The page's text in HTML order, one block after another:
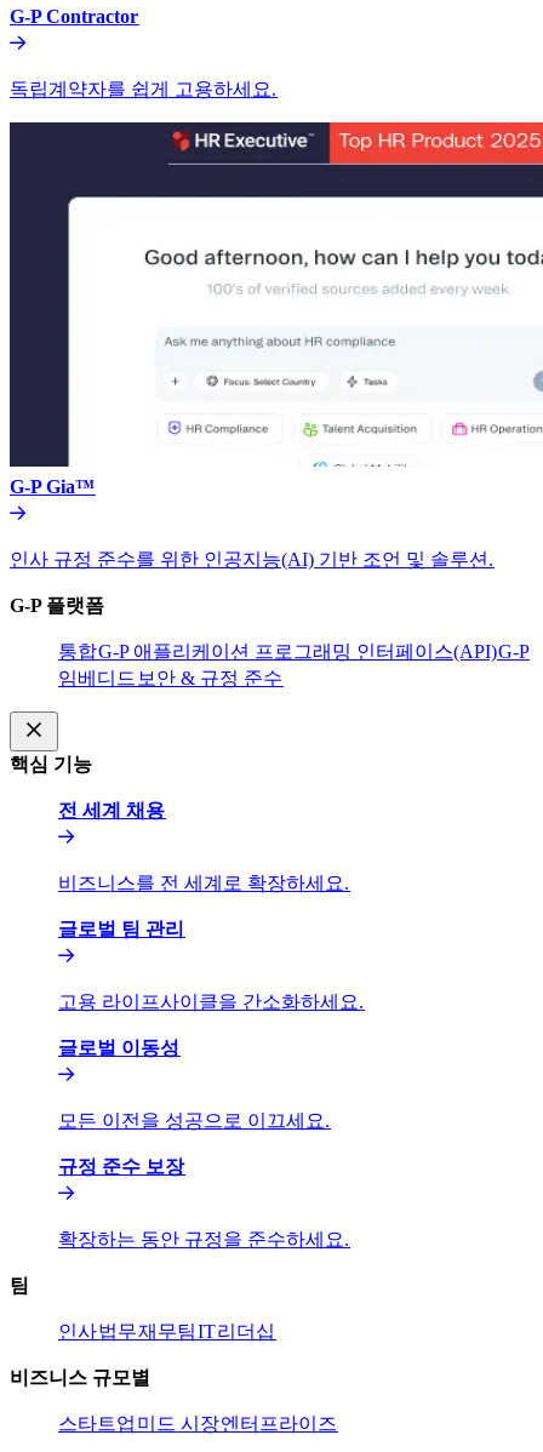
G-P Contractor​​
독립계약자를 쉽게 고용하세요.​​
G-P Gia™​​
인사 규정 준수를 위한 인공지능(AI) 기반 조언 및 솔루션.​​
G-P 플랫폼​​
통합​​G-P 애플리케이션 프로그래밍 인터페이스(API)​​G-P
임베디드​​ 보안 & 규정 준수​​
핵심 기능​​
전 세계 채용​​
비즈니스를 전 세계로 확장하세요.​​
글로벌 팀 관리​​
고용 라이프사이클을 간소화하세요.​​
글로벌 이동성​​
모든 이전을 성공으로 이끄세요.​​
규정 준수 보장​​
확장하는 동안 규정을 준수하세요.​​
팀​​
인사​​법무​​재무팀​​IT​​리더십​​
비즈니스 규모별​​
스타트업​​ 미드 시장​​엔터프라이즈​​